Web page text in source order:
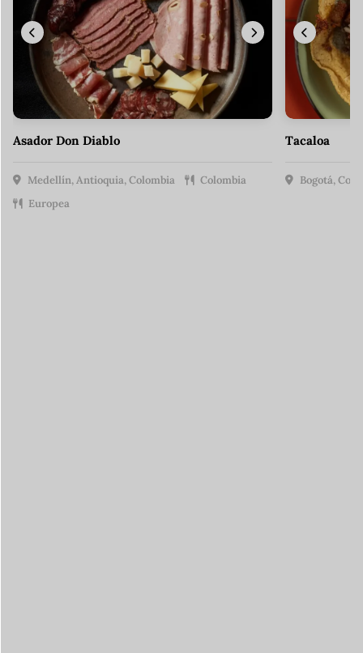
Asador Don Diablo
Medellín, Antioquia, Colombia
Colombia
Europea
Tacaloa
Bogotá,